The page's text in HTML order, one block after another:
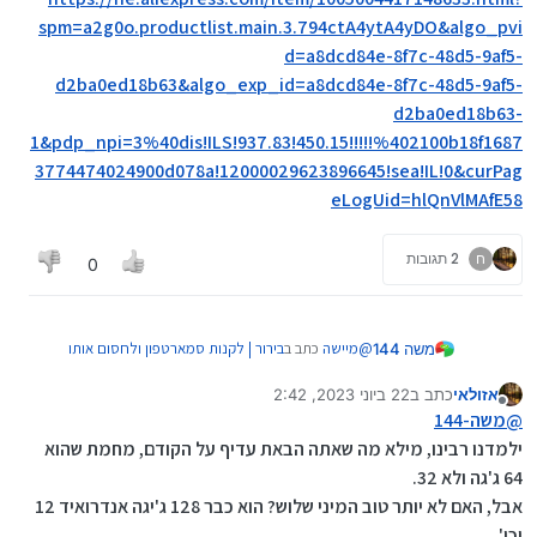
spm=a2g0o.productlist.main.3.794ctA4ytA4yDO&algo_pvi
d=a8dcd84e-8f7c-48d5-9af5-
d2ba0ed18b63&algo_exp_id=a8dcd84e-8f7c-48d5-9af5-
d2ba0ed18b63-
1&pdp_npi=3%40dis!ILS!937.83!450.15!!!!!%402100b18f1687
3774474024900d078a!12000029623896645!sea!IL!0&curPag
eLogUid=hlQnVlMAfE58
ח 2 תגובות 0
משה 144 @מיישה כתב בבירור | לקנות סמארטפון ולחסום אותו
ולחסום אותו לכמה אפליקציות
לא הבנתי מילה מה זה הקובוט מיני קינג קונג, ?
זה יותר טוב
https://he.aliexpress.com/item/1005004417148633
מנותק
אזולאיכתב ב22 ביוני 2023, 2:42
נערך לאחרונה על ידי
@משה-144
ילמדנו רבינו, מילא מה שאתה הבאת עדיף על הקודם, מחמת שהוא
64 ג'גה ולא 32.
אבל, האם לא יותר טוב המיני שלוש? הוא כבר 128 ג'יגה אנדרואיד 12